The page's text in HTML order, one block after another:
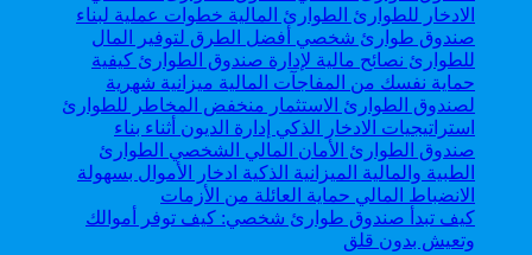
كيف تبدأ صندوق طوارئ شخصي: كيف توفر أموالك
وتعيش بدون قلق